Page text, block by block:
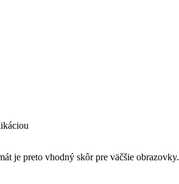
je preto vhodný skôr pre väčšie obrazovky.